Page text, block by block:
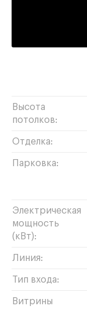
Высота
потолков:
Отделка:
Парковка:
Электрическая
мощность
(кВт):
Линия:
Тип входа:
Витрины